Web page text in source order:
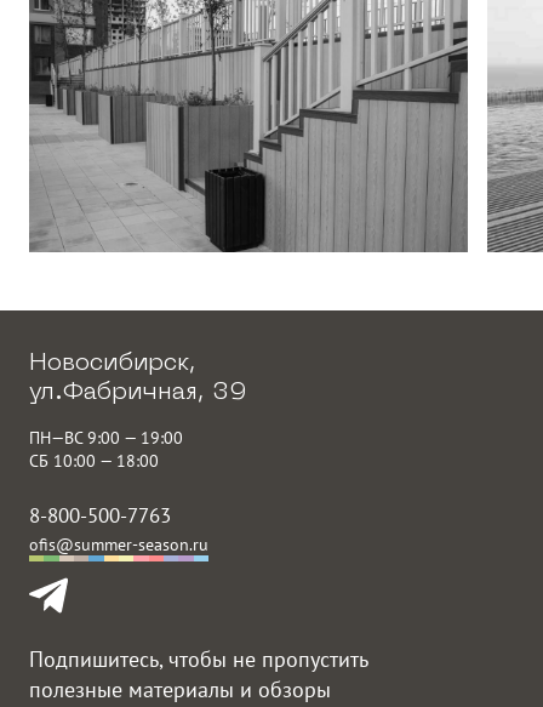
Новосибирск,
ул.Фабричная, 39
ПН—ВС 9:00 — 19:00
СБ 10:00 — 18:00
8-800-500-7763
ofis@summer-season.ru
Подпишитесь, чтобы не пропустить
полезные материалы и обзоры